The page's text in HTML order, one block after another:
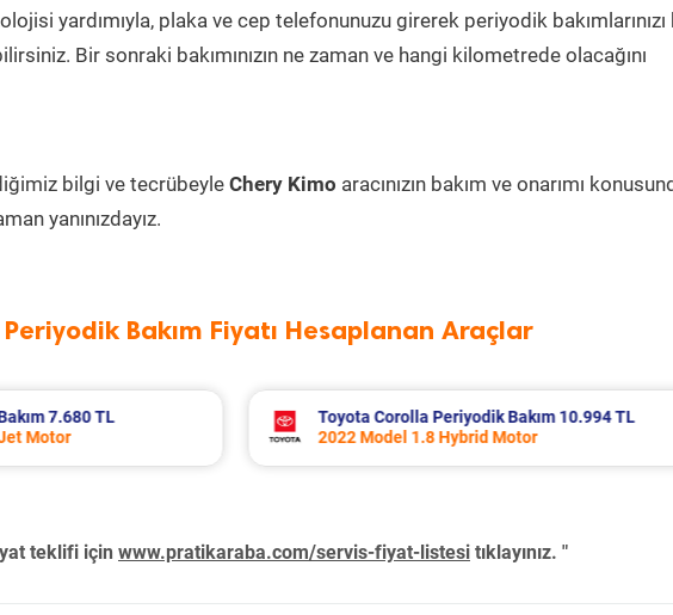
yardımıyla, plaka ve cep telefonunuzu girerek periyodik bakımlarınızı
Bir sonraki bakımınızın ne zaman ve hangi kilometrede olacağını
bilgi ve tecrübeyle Chery Kimo aracınızın bakım ve onarımı
yanınızdayız.
Bakım Fiyatı Hesaplanan Araçlar
Bakım 10.994 TL
Motor
Volvo Xc60 Periyodik Bakım 10.267 TL
2014 Model 2.0 D4 Motor
teklifi için www.pratikaraba.com/servis-fiyat-listesi tıklayınız. "